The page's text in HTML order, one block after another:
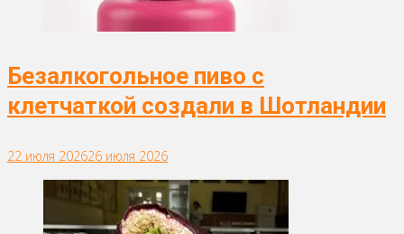
Безалкогольное пиво с
клетчаткой создали в Шотландии
22 июля 202626 июля 2026